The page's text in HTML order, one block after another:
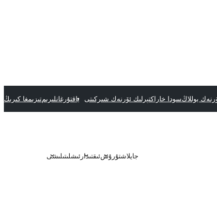
يوللاڭسودا خاراكتېرلىك ئۆرنەك شىركىتى ياقتۇرغانلىرىمتىزىمغا كىرىڭ
جايلاشتۇرۇشئىقتىدار ئىشلىتىلىشى